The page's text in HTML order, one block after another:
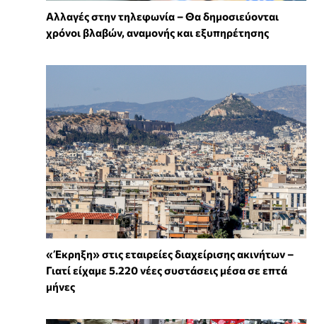
Αλλαγές στην τηλεφωνία – Θα δημοσιεύονται
χρόνοι βλαβών, αναμονής και εξυπηρέτησης
«Έκρηξη» στις εταιρείες διαχείρισης ακινήτων –
Γιατί είχαμε 5.220 νέες συστάσεις μέσα σε επτά
μήνες